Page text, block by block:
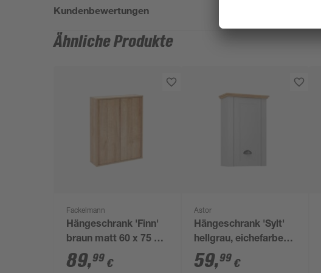
Kundenbewertungen
Ähnliche Produkte
Fackelmann
Hängeschrank 'Finn'
braun matt 60 x 75 x
20,5 cm
89,99 €
Astor
Hängeschrank 'Sylt'
hellgrau, eichefarben
46,6 x 71,8 x 24 cm
59,99 €